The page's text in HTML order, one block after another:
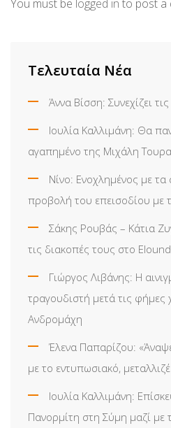
You must be logged in to post a
Τελευταία Νέα
Άννα Βίσση: Συνεχίζει
Ιουλία Καλλιμάνη: Θα
αγαπημένο της Μιχάλη
Νίνο: Ενοχλημένος με τα
προβολή του επεισοδίου με
Σάκης Ρουβάς – Κάτια
τις διακοπές τους στο
Γιώργος Λιβάνης: Η
τραγουδιστή μετά τις
Ανδρομάχη
Έλενα Παπαρίζου:
με το εντυπωσιακό,
Ιουλία Καλλιμάνη:
Πανορμίτη στη Σύμη μαζί με